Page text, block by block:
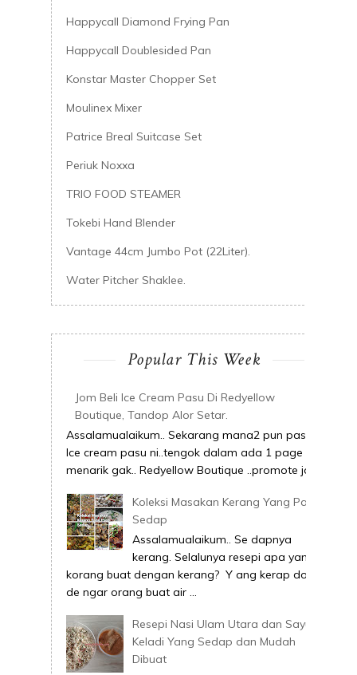
Happycall Diamond Frying Pan
Happycall Doublesided Pan
Konstar Master Chopper Set
Moulinex Mixer
Patrice Breal Suitcase Set
Periuk Noxxa
TRIO FOOD STEAMER
Tokebi Hand Blender
Vantage 44cm Jumbo Pot (22Liter).
Water Pitcher Shaklee.
Popular This Week
Jom Beli Ice Cream Pasu Di Redyellow
Boutique, Tandop Alor Setar.
Assalamualaikum.. Sekarang mana2 pun pasai
Ice cream pasu ni..tengok dalam ada 1 page ni
menarik gak.. Redyellow Boutique ..promote joi...
Koleksi Masakan Kerang Yang Pasti
Sedap
Assalamualaikum.. Se dapnya
kerang. Selalunya resepi apa yang
korang buat dengan kerang? Y ang kerap dok
de ngar orang buat air ...
Resepi Nasi Ulam Utara dan Sayur
Keladi Yang Sedap dan Mudah
Dibuat